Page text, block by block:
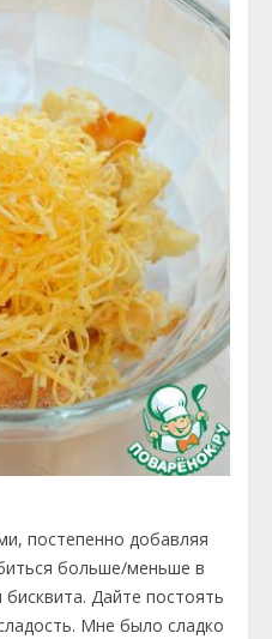
постепенно добавляя
больше/меньше в
Дайте постоять
Мне было сладко